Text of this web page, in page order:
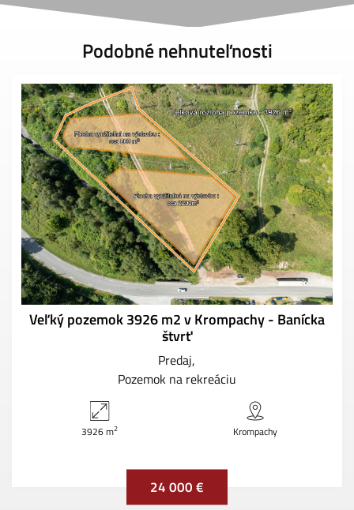
Podobné nehnuteľnosti
Veľký pozemok 3926 m2 v Krompachy - Banícka
štvrť
Predaj
Pozemok na rekreáciu
3926 m2 Krompachy
24 000 €